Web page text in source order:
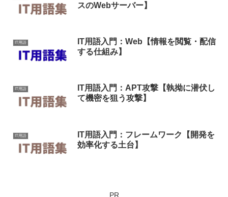
スのWebサーバー】
IT用語
IT用語入門：Web【情報を閲覧・配信
する仕組み】
IT用語
IT用語入門：APT攻撃【執拗に潜伏し
て機密を狙う攻撃】
IT用語
IT用語入門：フレームワーク【開発を
効率化する土台】
PR